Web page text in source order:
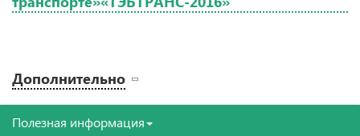
Дополнительно
Полезная информация